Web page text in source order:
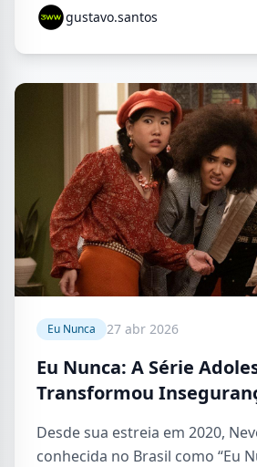
gustavo.santos
Eu Nunca 27 abr 2026
Eu Nunca: A Série
Transformou
Mais Humanas da
Desde sua estreia em 2020,
conhecida no Brasil como “Eu